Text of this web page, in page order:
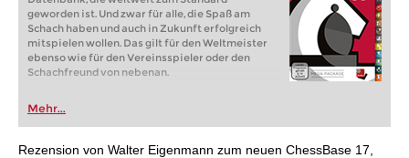
geworden ist. Und zwar für alle, die Spaß am
Schach haben und auch in Zukunft erfolgreich
mitspielen wollen. Das gilt für den Weltmeister
ebenso wie für den Vereinsspieler oder den
Schachfreund von nebenan.
Mehr...
Rezension von Walter Eigenmann zum neuen ChessBase 17,